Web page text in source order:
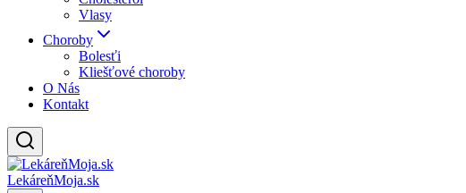
Vlasy
Choroby
Bolesťi
Kliešťové choroby
O Nás
Kontakt
LekáreňMoja.sk